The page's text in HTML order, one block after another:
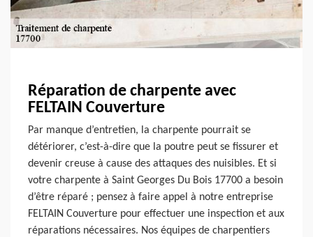
Réparation de charpente avec
FELTAIN Couverture
Par manque d’entretien, la charpente pourrait se
détériorer, c’est-à-dire que la poutre peut se fissurer et
devenir creuse à cause des attaques des nuisibles. Et si
votre charpente à Saint Georges Du Bois 17700 a besoin
d’être réparé ; pensez à faire appel à notre entreprise
FELTAIN Couverture pour effectuer une inspection et aux
réparations nécessaires. Nos équipes de charpentiers